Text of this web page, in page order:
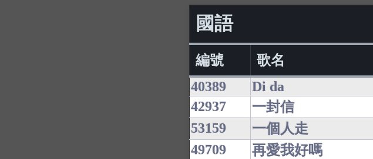
國語
編號 歌名
40389
Di da
42937
一封信
53159
一個人走
49709
再愛我好嗎